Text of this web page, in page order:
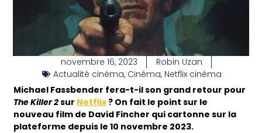
novembre 16, 2023
Robin Uzan
Actualité cinéma, Cinéma, Netflix cinéma
Michael Fassbender fera-t-il son grand retour pour
The Killer 2sur Netflix ? On fait le point sur le
nouveau film de David Fincher qui cartonne sur la
plateforme depuis le 10 novembre 2023.